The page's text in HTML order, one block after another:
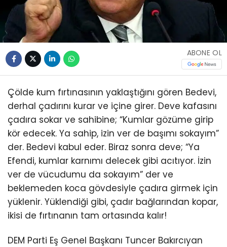
ABONE OL
Çölde kum fırtınasının yaklaştığını gören Bedevi,
derhal çadırını kurar ve içine girer. Deve kafasını
çadıra sokar ve sahibine; “Kumlar gözüme girip
kör edecek. Ya sahip, izin ver de başımı sokayım”
der. Bedevi kabul eder. Biraz sonra deve; “Ya
Efendi, kumlar karnımı delecek gibi acıtıyor. İzin
ver de vücudumu da sokayım” der ve
beklemeden koca gövdesiyle çadıra girmek için
yüklenir. Yüklendiği gibi, çadır bağlarından kopar,
ikisi de fırtınanın tam ortasında kalır!
DEM Parti Eş Genel Başkanı Tuncer Bakırcıyan